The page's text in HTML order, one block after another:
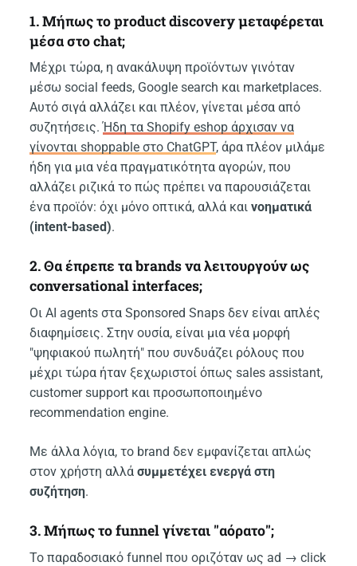
1. Μήπως το product discovery μεταφέρεται
μέσα στο chat;
Μέχρι τώρα, η ανακάλυψη προϊόντων γινόταν
μέσω social feeds, Google search και marketplaces.
Αυτό σιγά αλλάζει και πλέον, γίνεται μέσα από
συζητήσεις.Ήδη τα Shopify eshop άρχισαν να
γίνονται shoppable στο ChatGPT, άρα πλέον μιλάμε
ήδη για μια νέα πραγματικότητα αγορών, που
αλλάζει ριζικά το πώς πρέπει να παρουσιάζεται
ένα προϊόν: όχι μόνο οπτικά, αλλά καινοηματικά
(intent-based).
2. Θα έπρεπε τα brands να λειτουργούν ως
conversational interfaces;
Οι AI agents στα Sponsored Snaps δεν είναι απλές
διαφημίσεις. Στην ουσία, είναι μια νέα μορφή
"ψηφιακού πωλητή" που συνδυάζει ρόλους που
μέχρι τώρα ήταν ξεχωριστοί όπως sales assistant,
customer support και προσωποποιημένο
recommendation engine.
Με άλλα λόγια, το brand δεν εμφανίζεται απλώς
στον χρήστη αλλάσυμμετέχει ενεργά στη
συζήτηση.
3. Μήπως το funnel γίνεται "αόρατο";
Το παραδοσιακό funnel που οριζόταν ως ad → click